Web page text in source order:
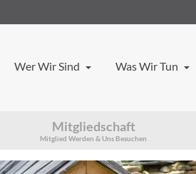
Wer Wir Sind Was Wir Tun
Mitgliedschaft
Mitglied Werden & Uns Besuchen